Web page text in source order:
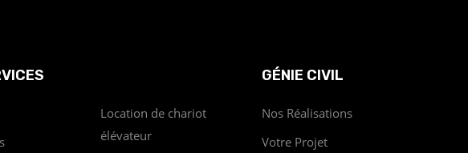
Location de chariot
élévateur
GÉNIE CIVIL
Nos Réalisations
Votre Projet